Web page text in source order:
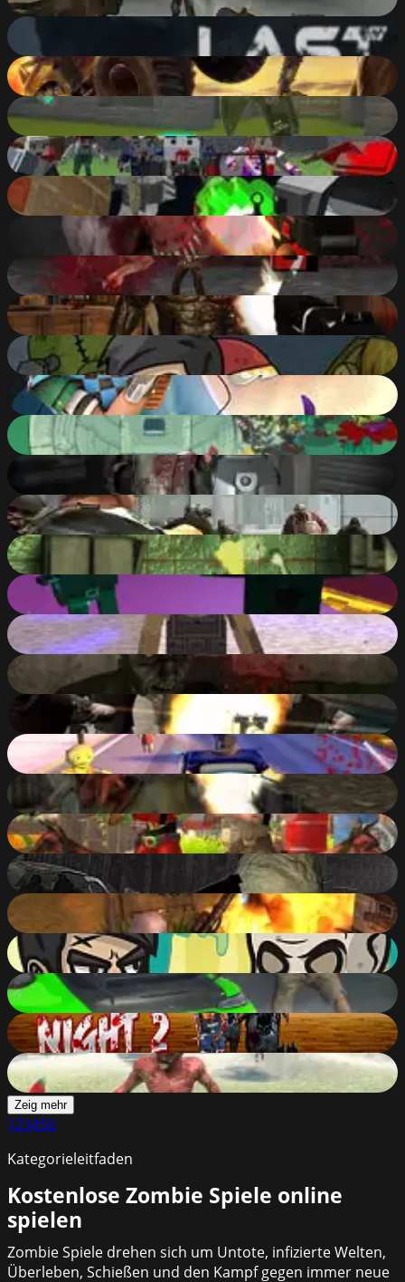
89%
The Last Man
89
Zombie Monster Truck
89%
Counter Craft Modern Warfare 2
89
%
Pixel Apocalypse: Infection Begin
88 %
Crazy Pixel Apocalypse 3
88%
Shoot Your Nightmare: Space Isolation
88
Counter Battle Strike SWAT
88
Nightmare Creatures
88
Zombie Mission
88%
Zombie Clash 3D
88
Zombie Killers
88
%
Call of Ops 3 Zombies
88 %
Biozombie of Evil
88%
Maze of Infection
88%
defence fire survival ruler
88
Pixel Gun: Apocalypse
87%
Night Watchmen Stories: Zombie Hospital
87
Sector Defender
87
Zombie Avenue
87 %
Shoot Your Nightmare: Halloween Special
87 %
Best Battle Cover Royale
87%
C-Virus Game: Outbreak
87%
Zombie Apocalypse: Survival WarZ
87
Chibi Hero Adventure
87%
Supercars Zombie Driving 2
87%
Zombies Night 2
87%
Zombie Vacation 2
87 %
Zeig mehr
123456
Kategorieleitfaden
Kostenlose Zombie Spiele online
spielen
Zombie Spiele drehen sich um Untote, infizierte Welten,
Überleben, Schießen und den Kampf gegen immer neue